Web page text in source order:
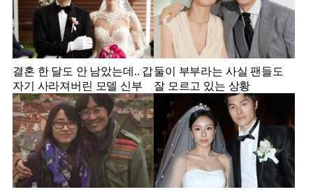
결혼 한 달도 안 남았는데.. 갑
자기 사라져버린 모델 신부
둘이 부부라는 사실 팬들도
잘 모르고 있는 상황